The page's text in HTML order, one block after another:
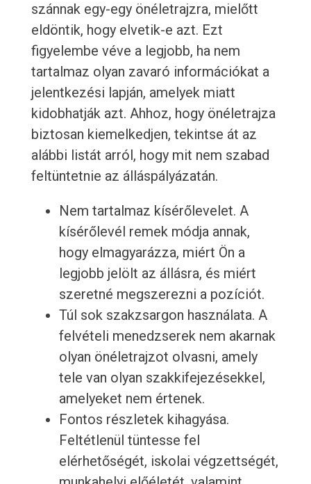
szánnak egy-egy önéletrajzra, mielőtt
eldöntik, hogy elvetik-e azt. Ezt
figyelembe véve a legjobb, ha nem
tartalmaz olyan zavaró információkat a
jelentkezési lapján, amelyek miatt
kidobhatják azt. Ahhoz, hogy önéletrajza
biztosan kiemelkedjen, tekintse át az
alábbi listát arról, hogy mit nem szabad
feltüntetnie az álláspályázatán.
Nem tartalmaz kísérőlevelet. A
kísérőlevél remek módja annak,
hogy elmagyarázza, miért Ön a
legjobb jelölt az állásra, és miért
szeretné megszerezni a pozíciót.
Túl sok szakzsargon használata. A
felvételi menedzserek nem akarnak
olyan önéletrajzot olvasni, amely
tele van olyan szakkifejezésekkel,
amelyeket nem értenek.
Fontos részletek kihagyása.
Feltétlenül tüntesse fel
elérhetőségét, iskolai végzettségét,